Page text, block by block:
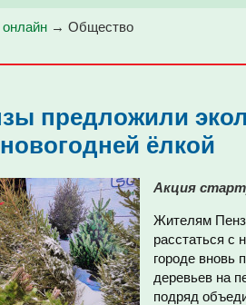
онлайн → Общество
предложили
ёлкой
Акция
Жителям
расстаться с
городе вновь
деревьев на
подряд